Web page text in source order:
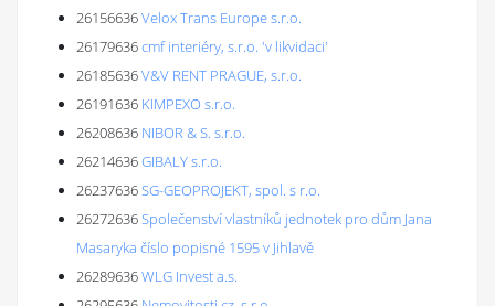
26156636Velox Trans Europe s.r.o.
26179636cmf interiéry, s.r.o. 'v likvidaci'
26185636V&V RENT PRAGUE, s.r.o.
26191636 KIMPEXO s.r.o.
26208636 NIBOR & S. s.r.o.
26214636GIBALY s.r.o.
26237636SG-GEOPROJEKT, spol. s r.o.
26272636Společenství vlastníků jednotek pro dům Jana
Masaryka číslo popisné 1595 v Jihlavě
26289636WLG Invest a.s.